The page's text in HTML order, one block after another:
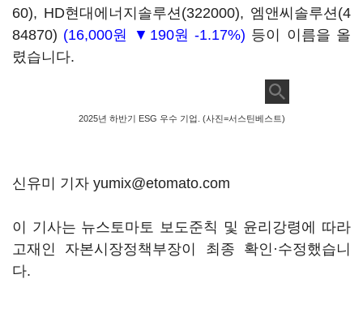
60), HD현대에너지솔루션(322000), 엠앤씨솔루션(4
84870) (16,000원 ▼190원 -1.17%) 등이 이름을 올
렸습니다.
2025년 하반기 ESG 우수 기업. (사진=서스틴베스트)
신유미 기자 yumix@etomato.com
이 기사는 뉴스토마토 보도준칙 및 윤리강령에 따라
고재인 자본시장정책부장이 최종 확인·수정했습니
다.